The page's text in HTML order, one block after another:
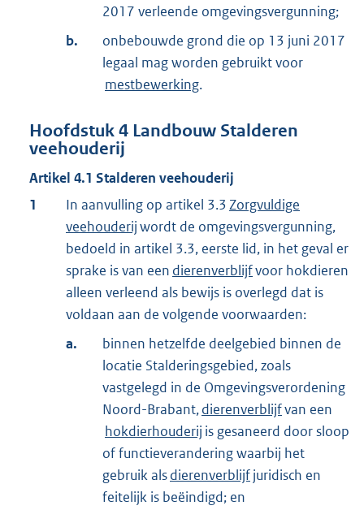
2017 verleende omgevingsvergunning;
b.
onbebouwde grond die op 13 juni 2017
legaal mag worden gebruikt voor
mestbewerking.
Hoofdstuk4 Landbouw Stalderen
veehouderij
Artikel 4.1 Stalderen veehouderij
1
In aanvulling op artikel 3.3 Zorgvuldige
veehouderijwordt de omgevingsvergunning,
bedoeld in artikel 3.3, eerste lid, in het geval er
sprake is van een dierenverblijfvoor hokdieren
alleen verleend als bewijs is overlegd dat is
voldaan aan de volgende voorwaarden:
a.
binnen hetzelfde deelgebied binnen de
locatie Stalderingsgebied, zoals
vastgelegd in de Omgevingsverordening
Noord-Brabant,dierenverblijfvan een
hokdierhouderij is gesaneerd door sloop
of functieverandering waarbij het
gebruik alsdierenverblijfjuridisch en
feitelijk is beëindigd; en